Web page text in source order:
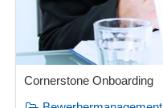
Cornerstone Onboarding